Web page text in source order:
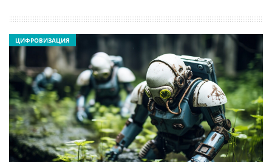
ЦИФРОВИЗАЦИЯ